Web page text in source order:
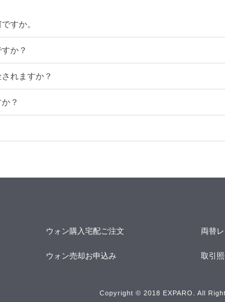
すか。
か？
れますか？
？
ウォン購入宅配ご注文 両替
ウォン売却お申込み 取引
Copyright © 2018 EXPARO. All